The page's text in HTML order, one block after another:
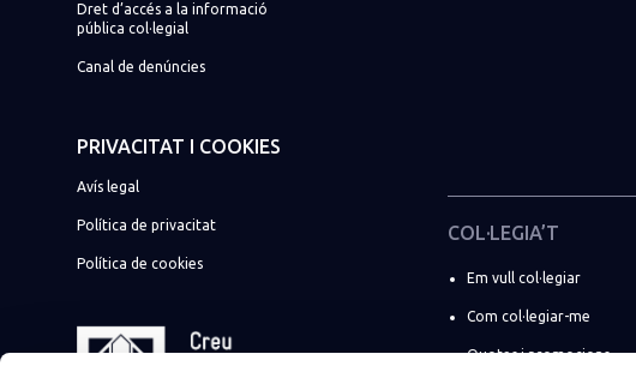
Dret d’accés a la informació
pública col·legial
Canal de denúncies
PRIVACITAT I COOKIES
Avís legal
Política de privacitat
Política de cookies
COL·LEGIA’T
Em vull col·legiar
Com col·legiar-me
Quotes i promocions